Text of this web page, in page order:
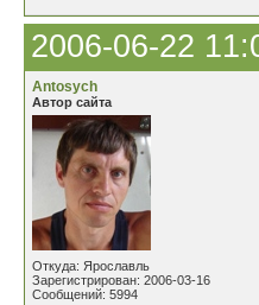
2006-06-22
Antosych
Автор сайта
Откуда: Ярославль
Зарегистрирован: 2006-03-16
Сообщений: 5994